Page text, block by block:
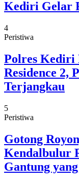
Kediri Gelar
4
Peristiwa
Polres Kediri
Residence 2,
Terjangkau
5
Peristiwa
Gotong
Kendalbulur
Gantung